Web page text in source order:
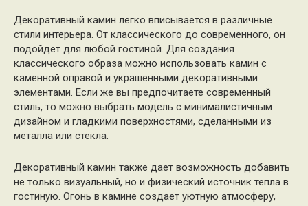
Декоративный камин легко вписывается в различные
стили интерьера. От классического до современного, он
подойдет для любой гостиной. Для создания
классического образа можно использовать камин с
каменной оправой и украшенными декоративными
элементами. Если же вы предпочитаете современный
стиль, то можно выбрать модель с минималистичным
дизайном и гладкими поверхностями, сделанными из
металла или стекла.
Декоративный камин также дает возможность добавить
не только визуальный, но и физический источник тепла в
гостиную. Огонь в камине создает уютную атмосферу,